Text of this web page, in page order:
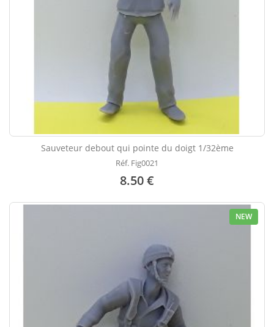
Sauveteur debout qui pointe du doigt 1/32ème
Réf. Fig0021
8.50 €
NEW